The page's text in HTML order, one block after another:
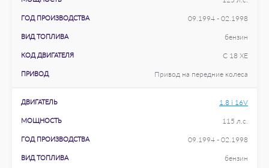
ГОД ПРОИЗВОДСТВА 09.1994 - 02.1998
ВИД ТОПЛИВА бензин
КОД ДВИГАТЕЛЯ C 18 XE
ПРИВОД Привод на передние колеса
ДВИГАТЕЛЬ 1.8 i 16V
МОЩНОСТЬ 115 л.с.
ГОД ПРОИЗВОДСТВА 09.1994 - 02.1998
ВИД ТОПЛИВА бензин